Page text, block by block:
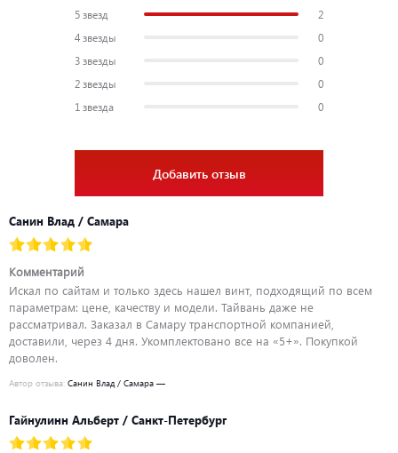
5 звезд
2
4 звезды
0
3 звезды
0
2 звезды
0
1 звезда
0
Добавить отзыв
Санин Влад / Самара
Комментарий
Искал по сайтам и только здесь нашел винт, подходящий по всем
параметрам: цене, качеству и модели. Тайвань даже не
рассматривал. Заказал в Самару транспортной компанией,
доставили, через 4 дня. Укомплектовано все на «5+». Покупкой
доволен.
Автор отзыва: Санин Влад / Самара —
Гайнулинн Альберт / Санкт-Петербург